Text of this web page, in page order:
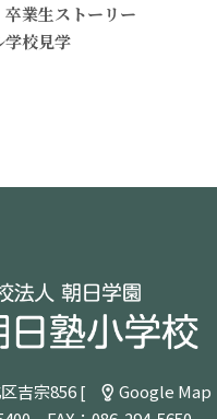
卒業生ストーリー
学校見学
吉宗856 [ Google Map